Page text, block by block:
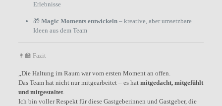
Erlebnisse
🎁 Magic Moments entwickeln– kreative, aber umsetzbare
Ideen aus dem Team
👩‍🏫 Fazit
„Die Haltung im Raum war vom ersten Moment an offen.
Das Team hat nicht nur mitgearbeitet – es hat mitgedacht, mitgefühlt
und mitgestaltet.
Ich bin voller Respekt für diese Gastgeberinnen und Gastgeber, die